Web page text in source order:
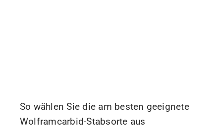
So wählen Sie die am besten geeignete
Wolframcarbid-Stabsorte aus